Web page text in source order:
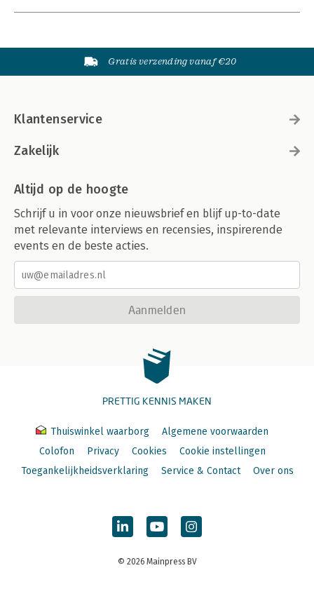
Gratis verzending vanaf €20
Klantenservice
Zakelijk
Altijd op de hoogte
Schrijf u in voor onze nieuwsbrief en blijf up-to-date
met relevante interviews en recensies, inspirerende
events en de beste acties.
Aanmelden
PRETTIG KENNIS MAKEN
Thuiswinkel waarborg
Algemene voorwaarden
Colofon
Privacy Cookies
Cookie instellingen
Toegankelijkheidsverklaring
Service & Contact Over ons
© 2026 Mainpress BV